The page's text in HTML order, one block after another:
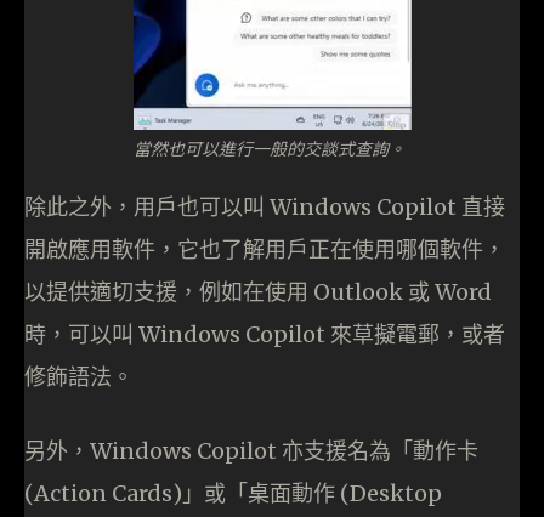
當然也可以進行一般的交談式查詢。
除此之外，用戶也可以叫 Windows Copilot 直接
開啟應用軟件，它也了解用戶正在使用哪個軟件，
以提供適切支援，例如在使用 Outlook 或 Word
時，可以叫 Windows Copilot 來草擬電郵，或者
修飾語法。
另外，Windows Copilot 亦支援名為「動作卡
(Action Cards)」或「桌面動作 (Desktop